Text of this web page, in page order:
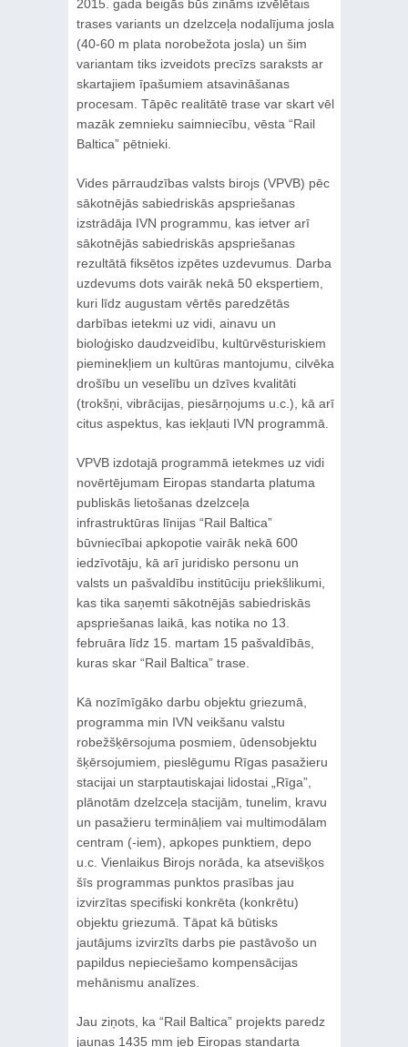
2015. gada beigās būs zināms izvēlētais
trases variants un dzelzceļa nodalījuma josla
(40-60 m plata norobežota josla) un šim
variantam tiks izveidots precīzs saraksts ar
skartajiem īpašumiem atsavināšanas
procesam. Tāpēc realitātē trase var skart vēl
mazāk zemnieku saimniecību, vēsta “Rail
Baltica” pētnieki.
Vides pārraudzības valsts birojs (VPVB) pēc
sākotnējās sabiedriskās apspriešanas
izstrādāja IVN programmu, kas ietver arī
sākotnējās sabiedriskās apspriešanas
rezultātā fiksētos izpētes uzdevumus. Darba
uzdevums dots vairāk nekā 50 ekspertiem,
kuri līdz augustam vērtēs paredzētās
darbības ietekmi uz vidi, ainavu un
bioloģisko daudzveidību, kultūrvēsturiskiem
pieminekļiem un kultūras mantojumu, cilvēka
drošību un veselību un dzīves kvalitāti
(trokšņi, vibrācijas, piesārņojums u.c.), kā arī
citus aspektus, kas iekļauti IVN programmā.
VPVB izdotajā programmā ietekmes uz vidi
novērtējumam Eiropas standarta platuma
publiskās lietošanas dzelzceļa
infrastruktūras līnijas “Rail Baltica”
būvniecībai apkopotie vairāk nekā 600
iedzīvotāju, kā arī juridisko personu un
valsts un pašvaldību institūciju priekšlikumi,
kas tika saņemti sākotnējās sabiedriskās
apspriešanas laikā, kas notika no 13.
februāra līdz 15. martam 15 pašvaldībās,
kuras skar “Rail Baltica” trase.
Kā nozīmīgāko darbu objektu griezumā,
programma min IVN veikšanu valstu
robežšķērsojuma posmiem, ūdensobjektu
šķērsojumiem, pieslēgumu Rīgas pasažieru
stacijai un starptautiskajai lidostai „Rīga”,
plānotām dzelzceļa stacijām, tunelim, kravu
un pasažieru termināļiem vai multimodālam
centram (-iem), apkopes punktiem, depo
u.c. Vienlaikus Birojs norāda, ka atsevišķos
šīs programmas punktos prasības jau
izvirzītas specifiski konkrēta (konkrētu)
objektu griezumā. Tāpat kā būtisks
jautājums izvirzīts darbs pie pastāvošo un
papildus nepieciešamo kompensācijas
mehānismu analīzes.
Jau ziņots, ka “Rail Baltica” projekts paredz
jaunas 1435 mm jeb Eiropas standarta